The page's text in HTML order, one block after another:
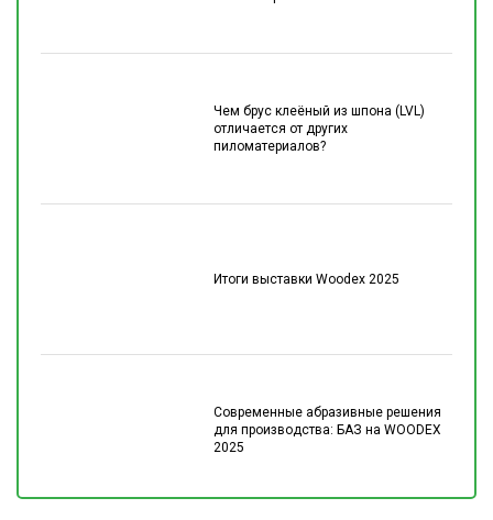
Чем брус клеёный из шпона (LVL)
отличается от других
пиломатериалов?
Итоги выставки Woodex 2025
Современные абразивные решения
для производства: БАЗ на WOODEX
2025